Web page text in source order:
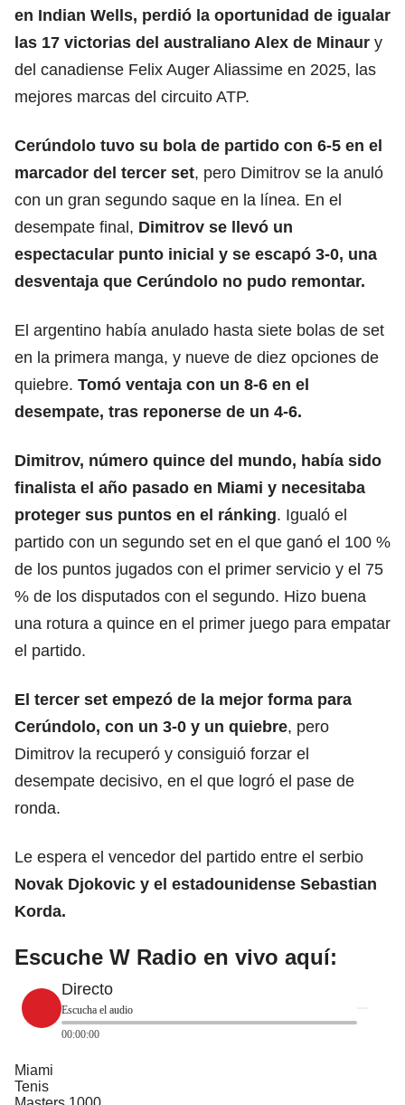
en Indian Wells, perdió la oportunidad de igualar
las 17 victorias del australiano Alex de Minaur y
del canadiense Felix Auger Aliassime en 2025, las
mejores marcas del circuito ATP.
Cerúndolo tuvo su bola de partido con 6-5 en el
marcador del tercer set, pero Dimitrov se la anuló
con un gran segundo saque en la línea. En el
desempate final, Dimitrov se llevó un
espectacular punto inicial y se escapó 3-0, una
desventaja que Cerúndolo no pudo remontar.
El argentino había anulado hasta siete bolas de set
en la primera manga, y nueve de diez opciones de
quiebre. Tomó ventaja con un 8-6 en el
desempate, tras reponerse de un 4-6.
Dimitrov, número quince del mundo, había sido
finalista el año pasado en Miami y necesitaba
proteger sus puntos en el ránking. Igualó el
partido con un segundo set en el que ganó el 100 %
de los puntos jugados con el primer servicio y el 75
% de los disputados con el segundo. Hizo buena
una rotura a quince en el primer juego para empatar
el partido.
El tercer set empezó de la mejor forma para
Cerúndolo, con un 3-0 y un quiebre, pero
Dimitrov la recuperó y consiguió forzar el
desempate decisivo, en el que logró el pase de
ronda.
Le espera el vencedor del partido entre el serbio
Novak Djokovic y el estadounidense Sebastian
Korda.
Escuche W Radio en vivo aquí:
Directo
Escucha el audio
00:00:00
Miami
Tenis